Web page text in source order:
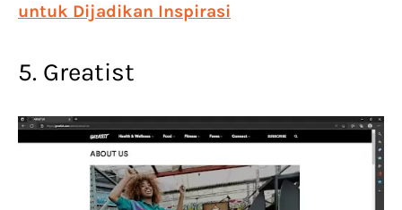
untuk Dijadikan Inspirasi
5. Greatist